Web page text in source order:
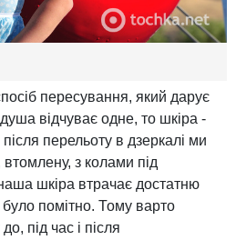
пересування, який дарує
відчуває одне, то шкіра -
перельоту в дзеркалі ми
з колами під
шкіра втрачає достатню
було помітно. Тому варто
під час і після